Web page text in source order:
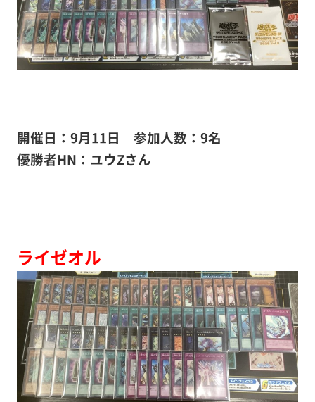
開催日：9月11日 参加人数：9名
優勝者HN：ユウZさん
ライゼオル